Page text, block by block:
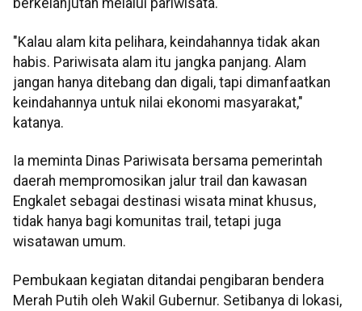
berkelanjutan melalui pariwisata.
"Kalau alam kita pelihara, keindahannya tidak akan
habis. Pariwisata alam itu jangka panjang. Alam
jangan hanya ditebang dan digali, tapi dimanfaatkan
keindahannya untuk nilai ekonomi masyarakat,"
katanya.
Ia meminta Dinas Pariwisata bersama pemerintah
daerah mempromosikan jalur trail dan kawasan
Engkalet sebagai destinasi wisata minat khusus,
tidak hanya bagi komunitas trail, tetapi juga
wisatawan umum.
Pembukaan kegiatan ditandai pengibaran bendera
Merah Putih oleh Wakil Gubernur. Setibanya di lokasi,